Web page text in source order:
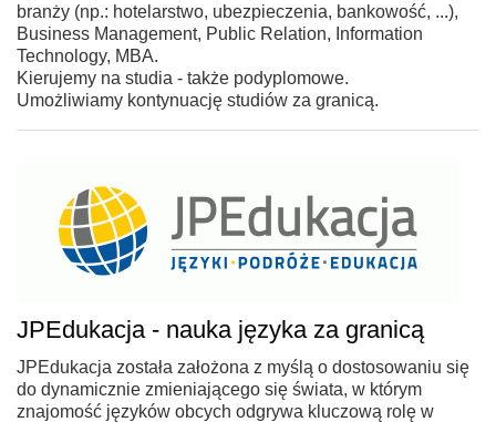
branży (np.: hotelarstwo, ubezpieczenia, bankowość, ...),
Business Management, Public Relation, Information
Technology, MBA.
Kierujemy na studia - także podyplomowe.
Umożliwiamy kontynuację studiów za granicą.
JPEdukacja - nauka języka za granicą
JPEdukacja została założona z myślą o dostosowaniu się
do dynamicznie zmieniającego się świata, w którym
znajomość języków obcych odgrywa kluczową rolę w